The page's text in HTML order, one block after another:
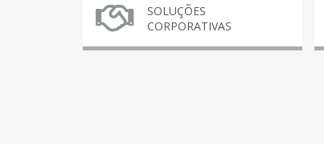
SOLUÇÕES
CORPORATIVAS